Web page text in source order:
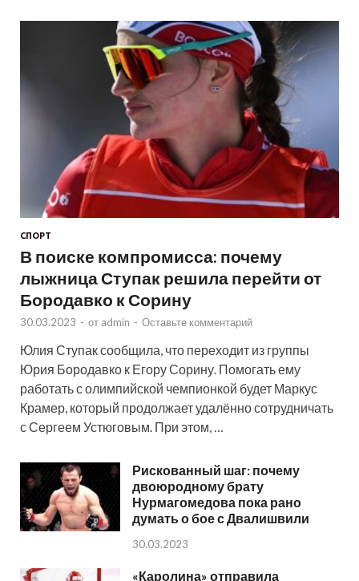
СПОРТ
В поиске компромисса: почему
лыжница Ступак решила перейти от
Бородавко к Сорину
30.03.2023 - от admin - Оставьте комментарий
Юлия Ступак сообщила, что переходит из группы
Юрия Бородавко к Егору Сорину. Помогать ему
работать с олимпийской чемпионкой будет Маркус
Крамер, который продолжает удалённо сотрудничать
с Сергеем Устюговым. При этом, …
Рискованный шаг: почему
двоюродному брату
Нурмагомедова пока рано
думать о бое с Двалишвили
30.03.2023
«Каролина» отправила